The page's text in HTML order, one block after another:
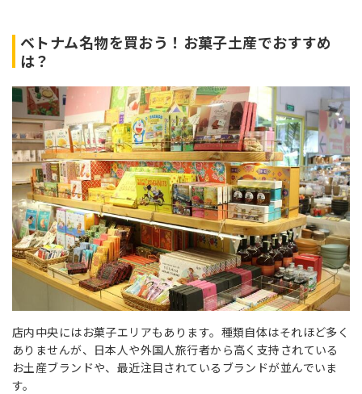
ベトナム名物を買おう！お菓子土産でおすすめ
は？
店内中央にはお菓子エリアもあります。種類自体はそれほど多く
ありませんが、日本人や外国人旅行者から高く支持されている
お土産ブランドや、最近注目されているブランドが並んでいま
す。